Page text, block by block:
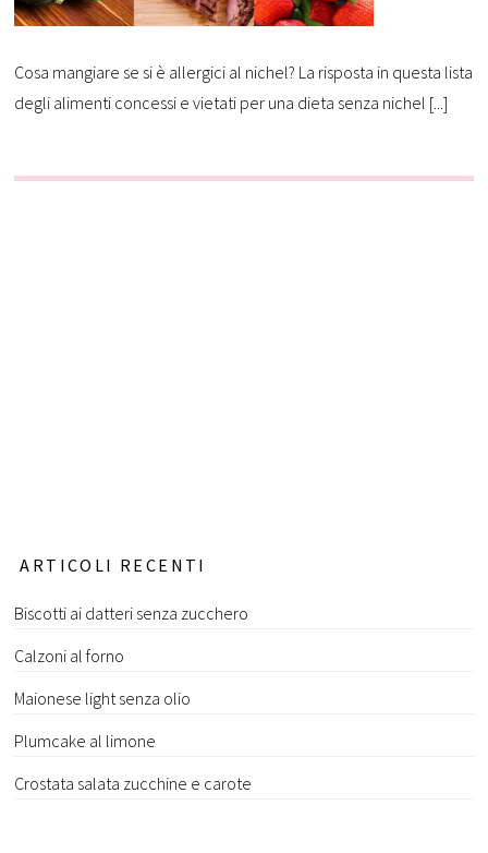
Cosa mangiare se si è allergici al nichel? La risposta in questa lista
degli alimenti concessi e vietati per una dieta senza nichel [...]
ARTICOLI RECENTI
Biscotti ai datteri senza zucchero
Calzoni al forno
Maionese light senza olio
Plumcake al limone
Crostata salata zucchine e carote